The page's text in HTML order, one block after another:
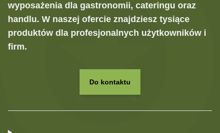
wyposażenia dla gastronomii, cateringu oraz
handlu. W naszej ofercie znajdziesz tysiące
produktów dla profesjonalnych użytkowników i
firm.
Do kontaktu